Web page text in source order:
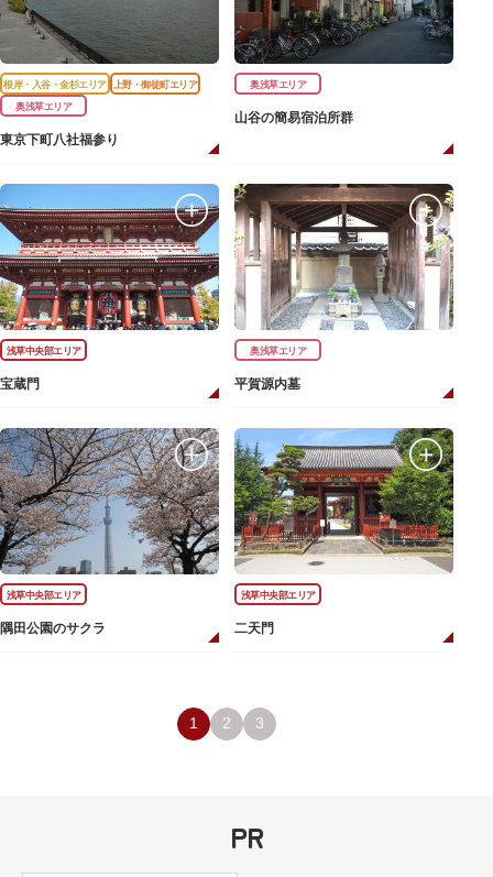
根岸・入谷・金杉エリア
上野・御徒町エリア
奥浅草エリア
東京下町八社福参り
奥浅草エリア
山谷の簡易宿泊所群
浅草中央部エリア
宝蔵門
奥浅草エリア
平賀源内墓
浅草中央部エリア
隅田公園のサクラ
浅草中央部エリア
二天門
1 2 3
PR